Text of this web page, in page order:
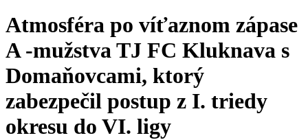
Atmosféra po víťaznom zápase
A -mužstva TJ FC Kluknava s
Domaňovcami, ktorý
zabezpečil postup z I. triedy
okresu do VI. ligy